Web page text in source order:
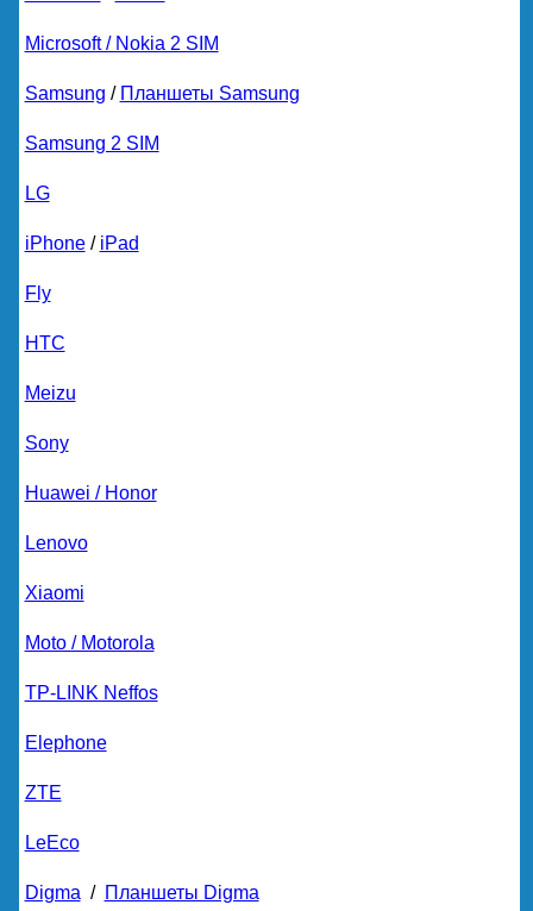
Microsoft / Nokia 2 SIM
Samsung / Планшеты Samsung
Samsung 2 SIM
LG
iPhone/ iPad
Fly
HTC
Meizu
Sony
Huawei / Honor
Lenovo
Xiaomi
Moto / Motorola
TP-LINK Neffos
Elephone
ZTE
LeEco
Digma/ Планшеты Digma